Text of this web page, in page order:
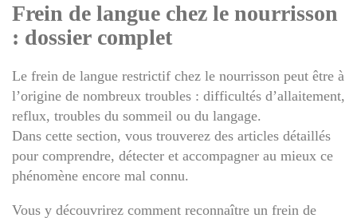
Frein de langue chez le nourrisson
: dossier complet
Le frein de langue restrictif chez le nourrisson peut être à
l’origine de nombreux troubles : difficultés d’allaitement,
reflux, troubles du sommeil ou du langage.
Dans cette section, vous trouverez des articles détaillés
pour comprendre, détecter et accompagner au mieux ce
phénomène encore mal connu.
Vous y découvrirez comment reconnaître un frein de